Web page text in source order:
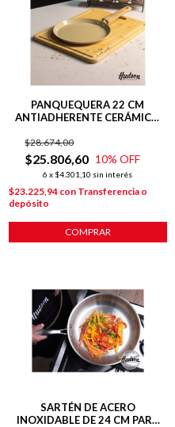
PANQUEQUERA 22 CM
ANTIADHERENTE CERÁMICO
$25.806,60
$28.674,00
10% OFF
6 x $4.301,10 sin interés
$23.225,94 con Transferencia o
depósito
COMPRAR
SARTÉN DE ACERO
INOXIDABLE DE 24 CM PARA